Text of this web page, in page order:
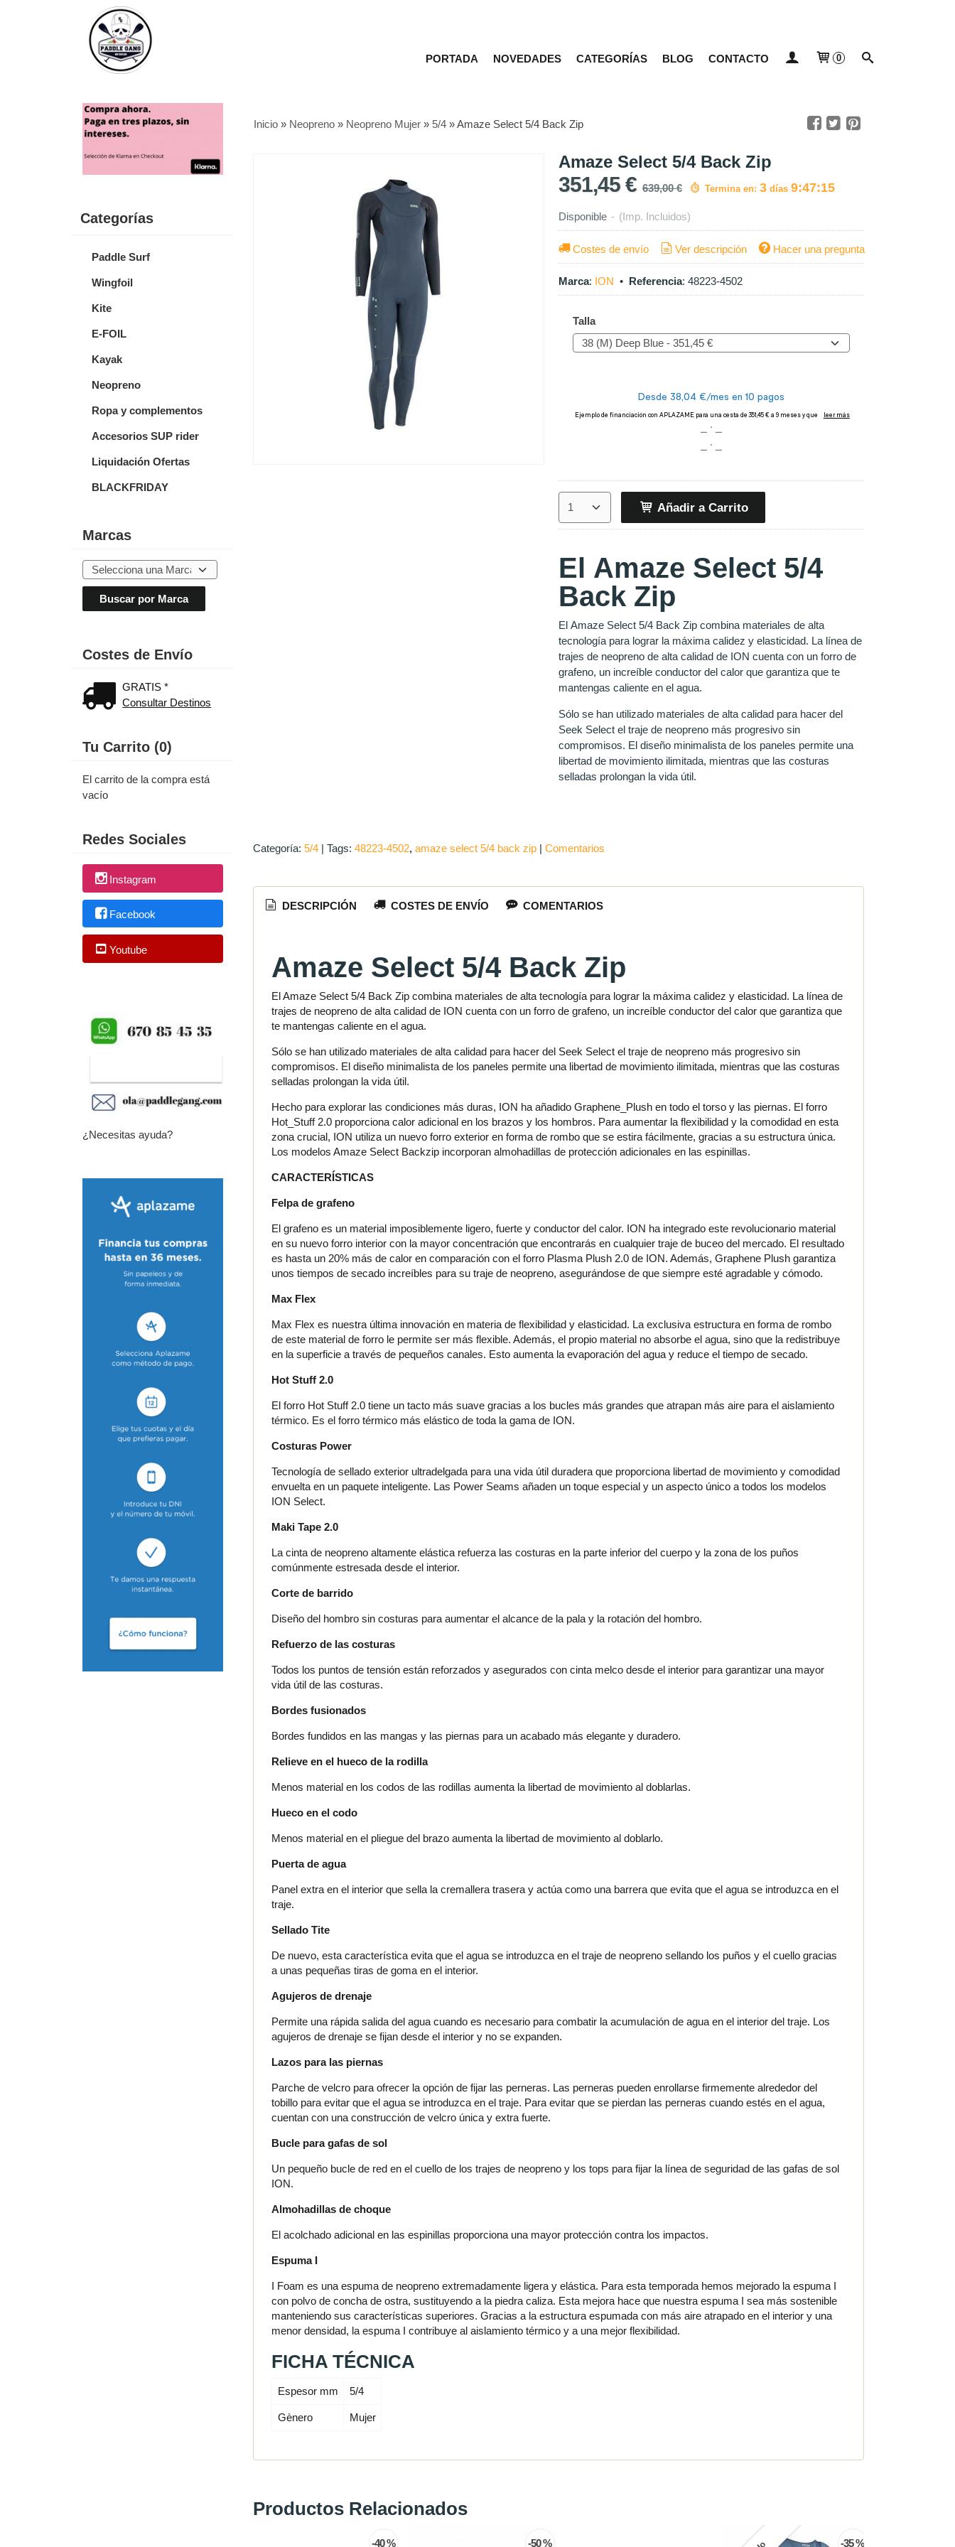
PORTADA NOVEDADES CATEGORÍAS BLOG CONTACTO 0
Categorías
Paddle Surf
Wingfoil
Kite
E-FOIL
Kayak
Neopreno
Ropa y complementos
Accesorios SUP rider
Liquidación Ofertas
BLACKFRIDAY
Marcas
Costes de Envío
GRATIS *
Consultar Destinos
Tu Carrito (0)
El carrito de la compra está
vacío
Redes Sociales
Instagram
Facebook
Youtube
¿Necesitas ayuda?
Inicio» Neopreno» Neopreno Mujer» 5/4»Amaze Select 5/4 Back Zip
Amaze Select 5/4 Back Zip
351,45 € 639,00 € Termina en: 3 días 9:47:14
Disponible - (Imp. Incluidos)
Costes de envío Ver descripción Hacer una pregunta
Marca: ION • Referencia: 48223-4502
Talla
Añadir a Carrito
El Amaze Select 5/4
Back Zip
El Amaze Select 5/4 Back Zip combina materiales de alta
tecnología para lograr la máxima calidez y elasticidad. La línea de
trajes de neopreno de alta calidad de ION cuenta con un forro de
grafeno, un increíble conductor del calor que garantiza que te
mantengas caliente en el agua.
Sólo se han utilizado materiales de alta calidad para hacer del
Seek Select el traje de neopreno más progresivo sin
compromisos. El diseño minimalista de los paneles permite una
libertad de movimiento ilimitada, mientras que las costuras
selladas prolongan la vida útil.
Categoría: 5/4| Tags: 48223-4502 amaze select 5/4 back zip | Comentarios
DESCRIPCIÓN COSTES DE ENVÍO COMENTARIOS
Amaze Select 5/4 Back Zip
El Amaze Select 5/4 Back Zip combina materiales de alta tecnología para lograr la máxima calidez y elasticidad. La línea de
trajes de neopreno de alta calidad de ION cuenta con un forro de grafeno, un increíble conductor del calor que garantiza que
te mantengas caliente en el agua.
Sólo se han utilizado materiales de alta calidad para hacer del Seek Select el traje de neopreno más progresivo sin
compromisos. El diseño minimalista de los paneles permite una libertad de movimiento ilimitada, mientras que las costuras
selladas prolongan la vida útil.
Hecho para explorar las condiciones más duras, ION ha añadido Graphene_Plush en todo el torso y las piernas. El forro
Hot_Stuff 2.0 proporciona calor adicional en los brazos y los hombros. Para aumentar la flexibilidad y la comodidad en esta
zona crucial, ION utiliza un nuevo forro exterior en forma de rombo que se estira fácilmente, gracias a su estructura única.
Los modelos Amaze Select Backzip incorporan almohadillas de protección adicionales en las espinillas.
CARACTERÍSTICAS
Felpa de grafeno
El grafeno es un material imposiblemente ligero, fuerte y conductor del calor. ION ha integrado este revolucionario material
en su nuevo forro interior con la mayor concentración que encontrarás en cualquier traje de buceo del mercado. El resultado
es hasta un 20% más de calor en comparación con el forro Plasma Plush 2.0 de ION. Además, Graphene Plush garantiza
unos tiempos de secado increíbles para su traje de neopreno, asegurándose de que siempre esté agradable y cómodo.
Max Flex
Max Flex es nuestra última innovación en materia de flexibilidad y elasticidad. La exclusiva estructura en forma de rombo
de este material de forro le permite ser más flexible. Además, el propio material no absorbe el agua, sino que la redistribuye
en la superficie a través de pequeños canales. Esto aumenta la evaporación del agua y reduce el tiempo de secado.
Hot Stuff 2.0
El forro Hot Stuff 2.0 tiene un tacto más suave gracias a los bucles más grandes que atrapan más aire para el aislamiento
térmico. Es el forro térmico más elástico de toda la gama de ION.
Costuras Power
Tecnología de sellado exterior ultradelgada para una vida útil duradera que proporciona libertad de movimiento y comodidad
envuelta en un paquete inteligente. Las Power Seams añaden un toque especial y un aspecto único a todos los modelos
ION Select.
Maki Tape 2.0
La cinta de neopreno altamente elástica refuerza las costuras en la parte inferior del cuerpo y la zona de los puños
comúnmente estresada desde el interior.
Corte de barrido
Diseño del hombro sin costuras para aumentar el alcance de la pala y la rotación del hombro.
Refuerzo de las costuras
Todos los puntos de tensión están reforzados y asegurados con cinta melco desde el interior para garantizar una mayor
vida útil de las costuras.
Bordes fusionados
Bordes fundidos en las mangas y las piernas para un acabado más elegante y duradero.
Relieve en el hueco de la rodilla
Menos material en los codos de las rodillas aumenta la libertad de movimiento al doblarlas.
Hueco en el codo
Menos material en el pliegue del brazo aumenta la libertad de movimiento al doblarlo.
Puerta de agua
Panel extra en el interior que sella la cremallera trasera y actúa como una barrera que evita que el agua se introduzca en el
traje.
Sellado Tite
De nuevo, esta característica evita que el agua se introduzca en el traje de neopreno sellando los puños y el cuello gracias
a unas pequeñas tiras de goma en el interior.
Agujeros de drenaje
Permite una rápida salida del agua cuando es necesario para combatir la acumulación de agua en el interior del traje. Los
agujeros de drenaje se fijan desde el interior y no se expanden.
Lazos para las piernas
Parche de velcro para ofrecer la opción de fijar las perneras. Las perneras pueden enrollarse firmemente alrededor del
tobillo para evitar que el agua se introduzca en el traje. Para evitar que se pierdan las perneras cuando estés en el agua,
cuentan con una construcción de velcro única y extra fuerte.
Bucle para gafas de sol
Un pequeño bucle de red en el cuello de los trajes de neopreno y los tops para fijar la línea de seguridad de las gafas de sol
ION.
Almohadillas de choque
El acolchado adicional en las espinillas proporciona una mayor protección contra los impactos.
Espuma I
I Foam es una espuma de neopreno extremadamente ligera y elástica. Para esta temporada hemos mejorado la espuma I
con polvo de concha de ostra, sustituyendo a la piedra caliza. Esta mejora hace que nuestra espuma I sea más sostenible
manteniendo sus características superiores. Gracias a la estructura espumada con más aire atrapado en el interior y una
menor densidad, la espuma I contribuye al aislamiento térmico y a una mejor flexibilidad.
FICHA TÉCNICA
Espesor mm 5/4
Gènero Mujer
Productos Relacionados
-40 % -50 % -35 %